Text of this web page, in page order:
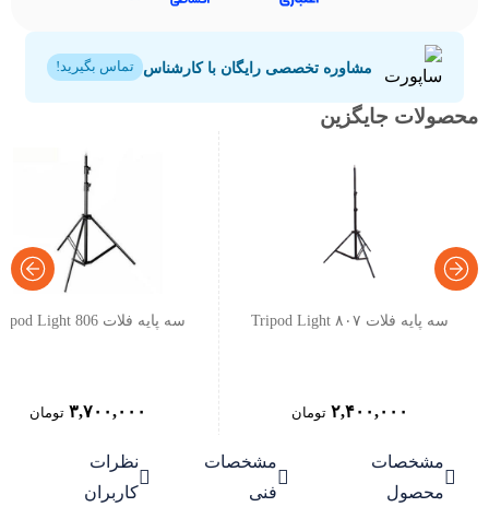
مشاوره تخصصی رایگان با کارشناس تماس بگیرید!
محصولات جایگزین
سه پایه فلات Tripod Light ۸۰۷
۲,۴۰۰,۰۰۰ تومان
سه پایه فلات Tripod Light 806
۳,۷۰۰,۰۰۰ تومان

مشخصات
محصول

مشخصات
فنی

نظرات
کاربران